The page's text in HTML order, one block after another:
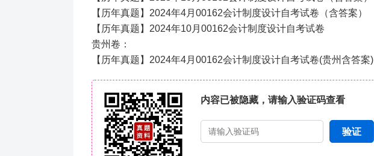
【历年真题】2024年4月00162会计制度设计自考试卷（含答案）
【历年真题】2024年10月00162会计制度设计自考试卷
贵州卷：
【历年真题】2024年4月00162会计制度设计自考试卷(贵州含答案)
内容已被隐藏，请输入验证码查看